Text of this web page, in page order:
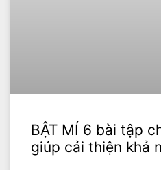
BẬT MÍ 6 bài tập
giúp cải thiện khả